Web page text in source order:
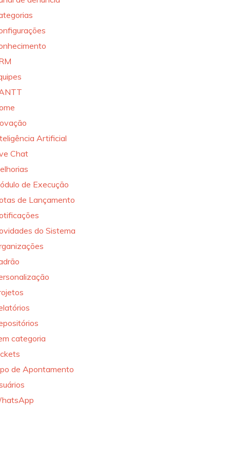
Artificial
Chat
de Execução
de Lançamento
do Sistema
categoria
de Apontamento